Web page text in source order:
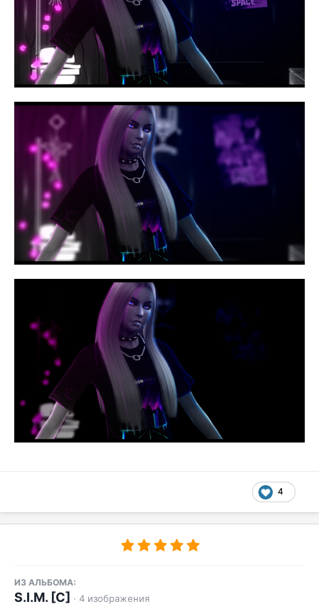
4
ИЗ АЛЬБОМА:
S.I.M. [C] · 4 изображения